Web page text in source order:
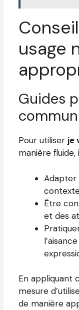
usage
Guides
Pour utiliser je
manière
Adapter
Être
et des
En appliquant
mesure
de manière